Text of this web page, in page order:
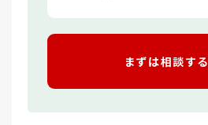
まずは相談する